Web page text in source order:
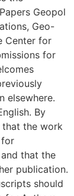
Geopol
Geo-
Center for
for
elsewhere.
By
that the work
for
that the
publication.
should